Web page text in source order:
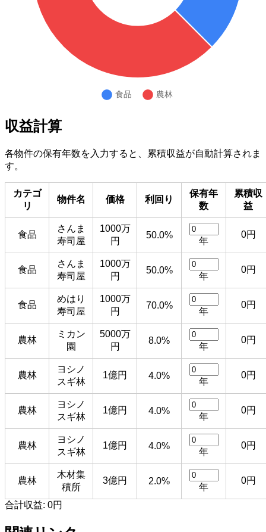
収益計算
各物件の保有年数を入力すると、累積収益が自動計算されま
す。
カテゴ
リ
物件名 価格 利回り
保有年
数
累積収
益
食品
さんま
寿司屋
1000万
円
50.0%
年
0円
食品
さんま
寿司屋
1000万
円
50.0%
年
0円
食品
めはり
寿司屋
1000万
円
70.0%
年
0円
農林
ミカン
園
5000万
円
8.0%
年
0円
農林
ヨシノ
スギ林
1億円 4.0%
年
0円
農林
ヨシノ
スギ林
1億円 4.0%
年
0円
農林
ヨシノ
スギ林
1億円 4.0%
年
0円
農林
木材集
積所
3億円 2.0%
年
0円
合計収益: 0円